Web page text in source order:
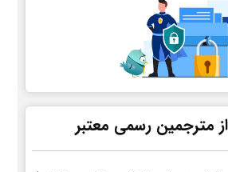
مترجمین رسمی معتبر